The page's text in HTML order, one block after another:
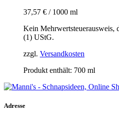
37,57 € / 1000 ml
Kein Mehrwertsteuerausweis,
(1) UStG.
zzgl. Versandkosten
Produkt enthält: 700 ml
Adresse